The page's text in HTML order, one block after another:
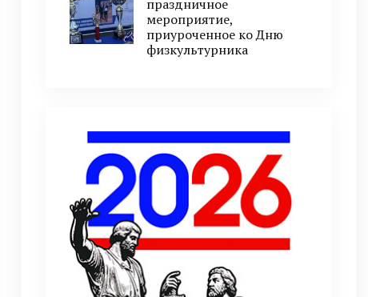
праздничное
мероприятие,
приуроченное ко Дню
физкультурника